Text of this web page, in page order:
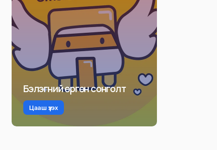
Бэлэгний өргөн сонголт
Цааш үзэх